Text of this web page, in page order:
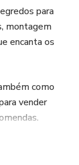
para
montagem
encanta os
como
vender
vida, esse